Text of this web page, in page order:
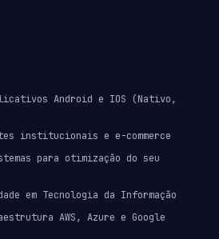
Android e IOS (Nativo,
institucionais e e-commerce
para otimização do seu
em Tecnologia da Informação
AWS, Azure e Google